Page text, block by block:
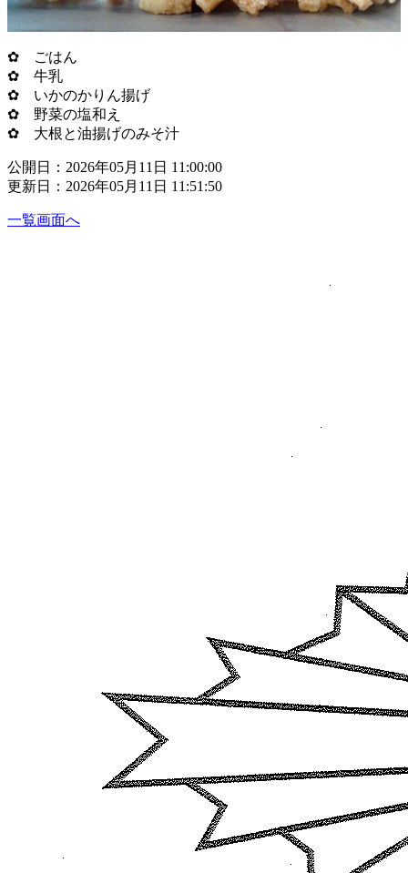
✿ ごはん
✿ 牛乳
✿ いかのかりん揚げ
✿ 野菜の塩和え
✿ 大根と油揚げのみそ汁
公開日：2026年05月11日 11:00:00
更新日：2026年05月11日 11:51:50
一覧画面へ